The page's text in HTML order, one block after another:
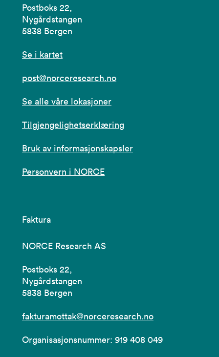
Postboks 22,
Nygårdstangen
5838 Bergen
Se i kartet
post@norceresearch.no
Se alle våre lokasjoner
Tilgjengelighetserklæring
Bruk av informasjonskapsler
Personvern i NORCE
Faktura
NORCE Research AS
Postboks 22,
Nygårdstangen
5838 Bergen
fakturamottak@norceresearch.no
Organisasjonsnummer: 919 408 049